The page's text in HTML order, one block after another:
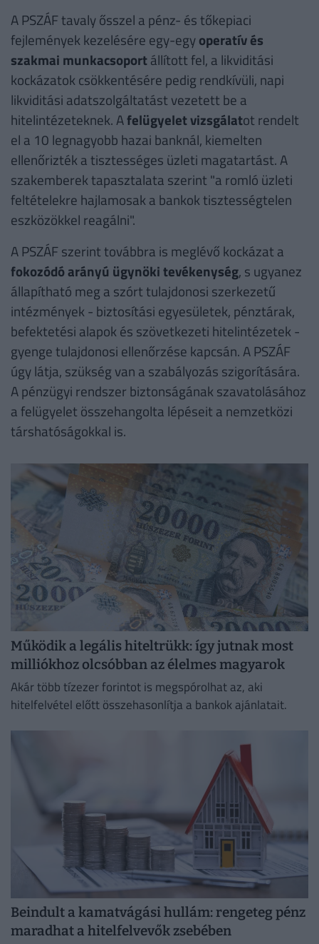
A PSZÁF tavaly ősszel a pénz- és tőkepiaci
fejlemények kezelésére egy-egyoperatív és
szakmai munkacsoportállított fel, a likviditási
kockázatok csökkentésére pedig rendkívüli, napi
likviditási adatszolgáltatást vezetett be a
hitelintézeteknek. Afelügyelet vizsgálatot rendelt
el a 10 legnagyobb hazai banknál, kiemelten
ellenőrizték a tisztességes üzleti magatartást. A
szakemberek tapasztalata szerint "a romló üzleti
feltételekre hajlamosak a bankok tisztességtelen
eszközökkel reagálni".
A PSZÁF szerint továbbra is meglévő kockázat a
fokozódó arányú ügynöki tevékenység, s ugyanez
állapítható meg a szórt tulajdonosi szerkezetű
intézmények - biztosítási egyesületek, pénztárak,
befektetési alapok és szövetkezeti hitelintézetek -
gyenge tulajdonosi ellenőrzése kapcsán. A PSZÁF
úgy látja, szükség van a szabályozás szigorítására.
A pénzügyi rendszer biztonságának szavatolásához
a felügyelet összehangolta lépéseit a nemzetközi
társhatóságokkal is.
Működik a legális hiteltrükk: így jutnak most
milliókhoz olcsóbban az élelmes magyarok
Akár több tízezer forintot is megspórolhat az, aki
hitelfelvétel előtt összehasonlítja a bankok ajánlatait.
Beindult a kamatvágási hullám: rengeteg pénz
maradhat a hitelfelvevők zsebében